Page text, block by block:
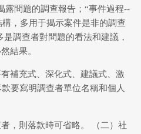
露問題的調查報告；“事件過程--
，多用于揭示案件是非的調查
調查者對問題的看法和建議，
結果。
補充式、深化式、建議式、激
要寫明調查者單位名稱和個人
，則落款時可省略。 （二）社